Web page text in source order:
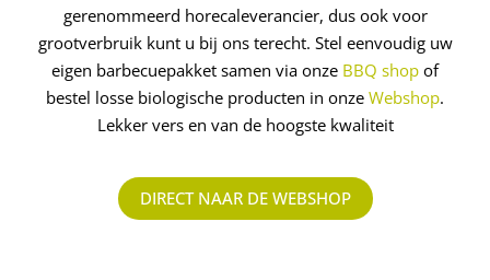
gerenommeerd ­horecaleverancier, dus ook voor
grootverbruik kunt u bij ons terecht. Stel eenvoudig uw
eigen barbecuepakket samen via onze BBQ shop of
bestel losse biologische producten in onze Webshop.
Lekker vers en van de hoogste kwaliteit
DIRECT NAAR DE WEBSHOP